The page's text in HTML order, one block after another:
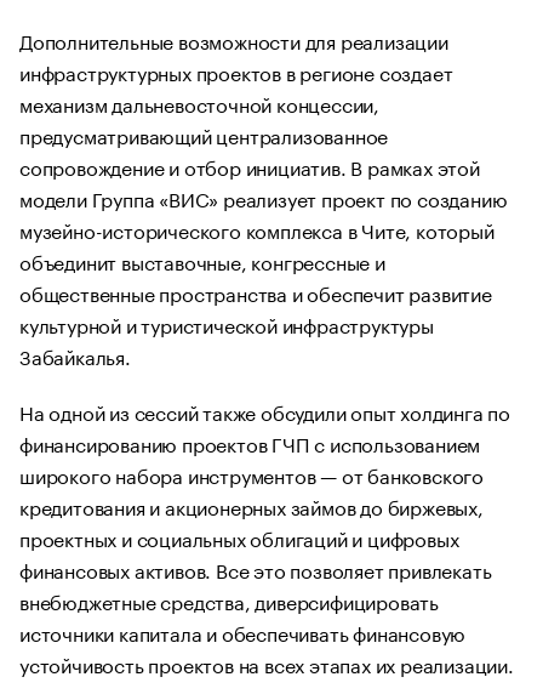
Дополнительные возможности для реализации
инфраструктурных проектов в регионе создает
механизм дальневосточной концессии,
предусматривающий централизованное
сопровождение и отбор инициатив. В рамках этой
модели Группа «ВИС» реализует проект по созданию
музейно-исторического комплекса в Чите, который
объединит выставочные, конгрессные и
общественные пространства и обеспечит развитие
культурной и туристической инфраструктуры
Забайкалья.
На одной из сессий также обсудили опыт холдинга по
финансированию проектов ГЧП с использованием
широкого набора инструментов — от банковского
кредитования и акционерных займов до биржевых,
проектных и социальных облигаций и цифровых
финансовых активов. Все это позволяет привлекать
внебюджетные средства, диверсифицировать
источники капитала и обеспечивать финансовую
устойчивость проектов на всех этапах их реализации.